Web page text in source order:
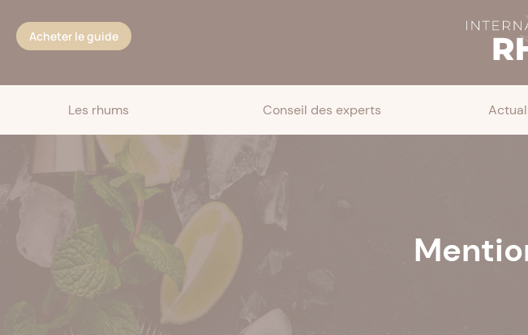
Acheter le guide
Les rhums Conseil des experts